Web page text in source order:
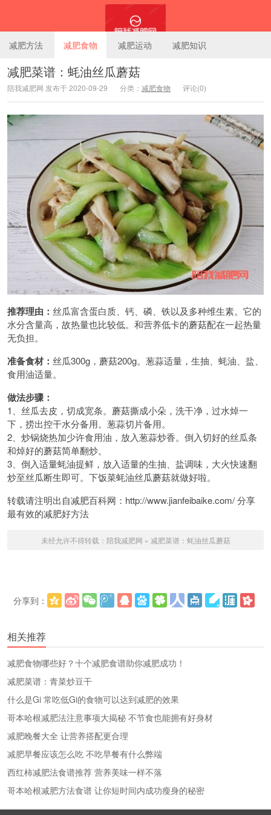
陪我减肥网
减肥方法 减肥食物 减肥运动 减肥知识
减肥菜谱：蚝油丝瓜蘑菇
陪我减肥网 发布于 2020-09-29 分类： 减肥食物 评论(0)
推荐理由： 丝瓜富含蛋白质、钙、磷、铁以及多种维生素。它的
水分含量高，故热量也比较低。和营养低卡的蘑菇配在一起热量
无负担。
准备食材： 丝瓜300g，蘑菇200g。葱蒜适量，生抽、蚝油、盐、
食用油适量。
做法步骤：
1、丝瓜去皮，切成宽条。蘑菇撕成小朵，洗干净，过水焯一
下，捞出控干水分备用。葱蒜切片备用。
2、炒锅烧热加少许食用油，放入葱蒜炒香。倒入切好的丝瓜条
和焯好的蘑菇简单翻炒。
3、倒入适量蚝油提鲜，放入适量的生抽、盐调味，大火快速翻
炒至丝瓜断生即可。下饭菜蚝油丝瓜蘑菇就做好啦。
转载请注明出自减肥百科网：http://www.jianfeibaike.com/ 分享
最有效的减肥好方法
未经允许不得转载： 陪我减肥网 » 减肥菜谱：蚝油丝瓜蘑菇
分享到：
相关推荐
减肥食物哪些好？十个减肥食谱助你减肥成功！
减肥菜谱：青菜炒豆干
什么是Gi 常吃低Gi的食物可以达到减肥的效果
哥本哈根减肥法注意事项大揭秘 不节食也能拥有好身材
减肥晚餐大全 让营养搭配更合理
减肥早餐应该怎么吃 不吃早餐有什么弊端
西红柿减肥法食谱推荐 营养美味一样不落
哥本哈根减肥方法食谱 让你短时间内成功瘦身的秘密